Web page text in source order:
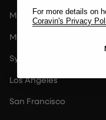
Milan
Melbourne
Sydney
Los Angeles
San Francisco
For more details on
Coravin's Privacy